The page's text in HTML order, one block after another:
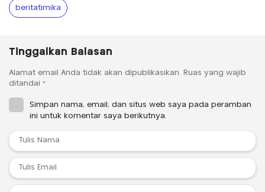
beritatimika
Tinggalkan Balasan
Alamat email Anda tidak akan dipublikasikan. Ruas yang wajib
ditandai *
Simpan nama, email, dan situs web saya pada peramban
ini untuk komentar saya berikutnya.